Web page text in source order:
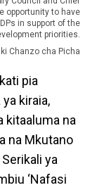
opportunity to have
in support of the
priorities.
Chanzo cha Picha
pia
kiraia,
kitaaluma na
na Mkutano
ya
‘Nafasi